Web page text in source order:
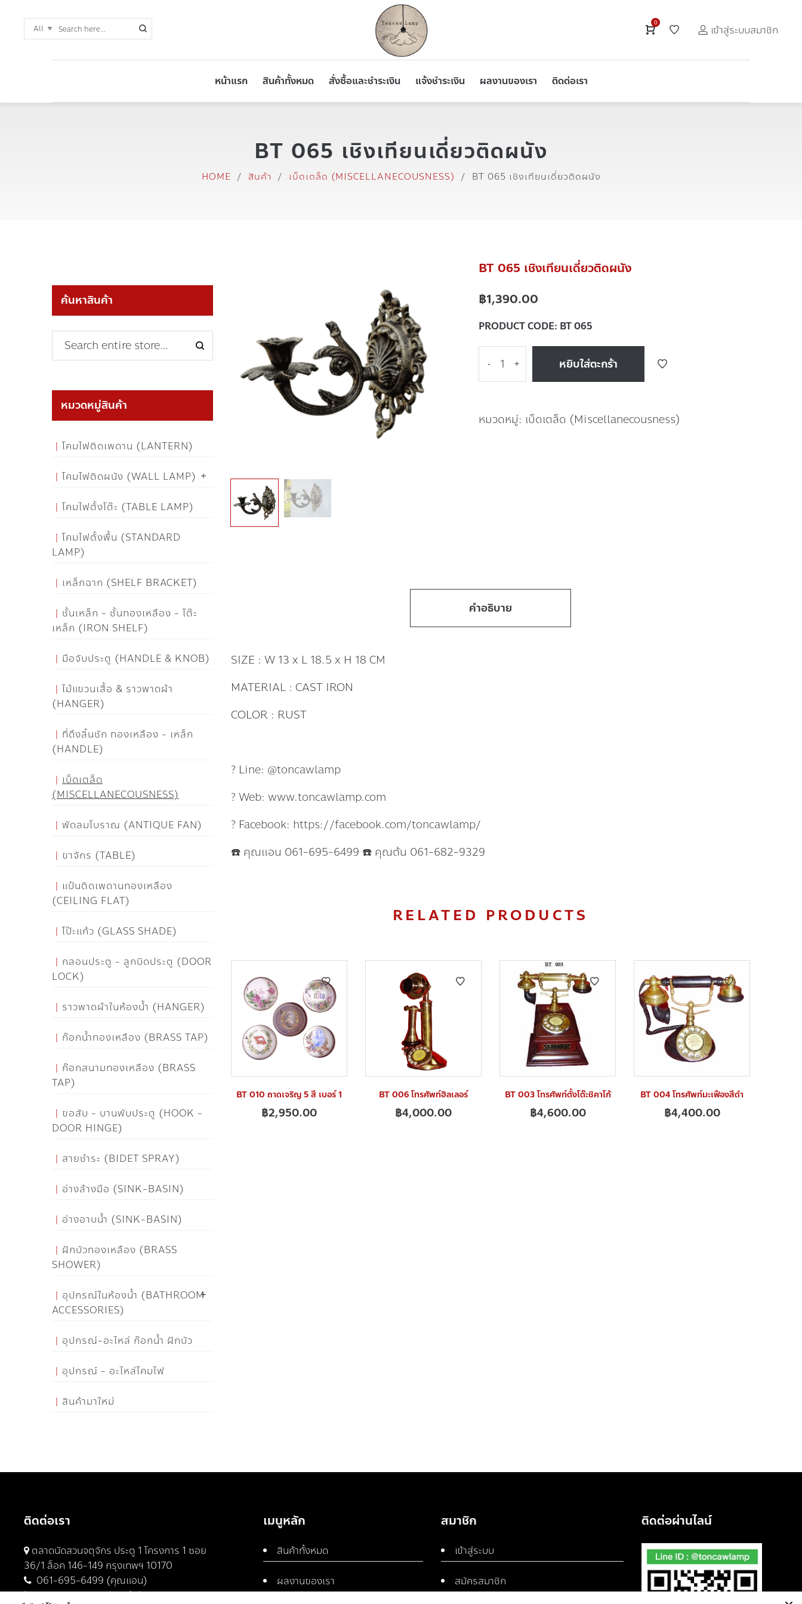
0
เข้าสู่ระบบสมาชิก
หน้าแรก สินค้าทั้งหมด สั่งซื้อและชำระเงิน แจ้งชำระเงิน ผลงานของเรา ติดต่อเรา
BT 065 เชิงเทียนเดี่ยวติดผนัง
HOME / สินค้า / เบ็ดเตล็ด (MISCELLANECOUSNESS) / BT 065 เชิงเทียนเดี่ยวติดผนัง
BT 065 เชิงเทียนเดี่ยวติดผนัง
฿1,390.00
PRODUCT CODE: BT 065
- + หยิบใส่ตะกร้า
หมวดหมู่: เบ็ดเตล็ด (Miscellanecousness)
คำอธิบาย
SIZE : W 13 x L 18.5 x H 18 CM
MATERIAL : CAST IRON
COLOR : RUST
? Line: @toncawlamp
? Web: www.toncawlamp.com
? Facebook: https://facebook.com/toncawlamp/
☎️ คุณแอน 061-695-6499 ☎️ คุณต้น 061-682-9329
RELATED PRODUCTS
BT 010 ถาดเจริญ 5 สี เบอร์ 1
฿2,950.00
BT 006 โทรศัพท์ฮิลเลอร์
฿4,000.00
BT 003 โทรศัพท์ตั้งโต๊ะชิคาโก้
฿4,600.00
BT 004 โทรศัพท์มะเฟืองสีดำ
฿4,400.00
ค้นหาสินค้า
หมวดหมู่สินค้า
โคมไฟติดเพดาน (LANTERN)
โคมไฟติดผนัง (WALL LAMP)
โคมไฟตั้งโต๊ะ (TABLE LAMP)
โคมไฟตั้งพื้น (STANDARD
LAMP)
เหล็กฉาก (SHELF BRACKET)
ชั้นเหล็ก - ชั้นทองเหลือง - โต๊ะ
เหล็ก (IRON SHELF)
มือจับประตู (HANDLE & KNOB)
ไม้แขวนเสื้อ & ราวพาดผ้า
(HANGER)
ที่ดึงลิ้นชัก ทองเหลือง - เหล็ก
(HANDLE)
เบ็ดเตล็ด
(MISCELLANECOUSNESS)
พัดลมโบราณ (ANTIQUE FAN)
ขาจักร (TABLE)
แป้นติดเพดานทองเหลือง
(CEILING FLAT)
โป๊ะแก้ว (GLASS SHADE)
กลอนประตู - ลูกบิดประตู (DOOR
LOCK)
ราวพาดผ้าในห้องน้ำ (HANGER)
ก๊อกน้ำทองเหลือง (BRASS TAP)
ก๊อกสนามทองเหลือง (BRASS
TAP)
ขอสับ - บานพับประตู (HOOK -
DOOR HINGE)
สายชำระ (BIDET SPRAY)
อ่างล้างมือ (SINK-BASIN)
อ่างอาบน้ำ (SINK-BASIN)
ฝักบัวทองเหลือง (BRASS
SHOWER)
อุปกรณ์ในห้องน้ำ (BATHROOM
ACCESSORIES)
อุปกรณ์-อะไหล่ ก๊อกน้ำ ฝักบัว
อุปกรณ์ - อะไหล่โคมไฟ
สินค้ามาใหม่
ติดต่อเรา
ตลาดนัดสวนจตุจักร ประตู 1 โครงการ 1 ซอย
36/1 ล็อค 146-149 กรุงเทพฯ 10170
061-695-6499 (คุณแอน)
061-682-9329 (คุณต้น)
เมนูหลัก
สินค้าทั้งหมด
ผลงานของเรา
สมาชิก
เข้าสู่ระบบ
สมัครสมาชิก
ติดต่อผ่านไลน์